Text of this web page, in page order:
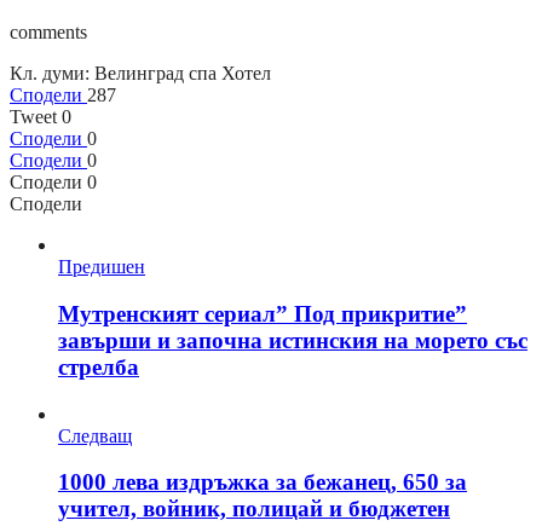
comments
Кл. думи: Велинград спа Хотел
Сподели 287
Tweet 0
Сподели 0
Сподели 0
Сподели 0
Сподели
Предишен
Мутренският сериал” Под прикритие”
завърши и започна истинския на морето със
стрелба
Следващ
1000 лева издръжка за бежанец, 650 за
учител, войник, полицай и бюджетен